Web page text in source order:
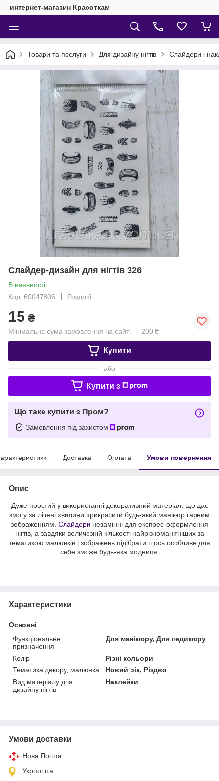
интернет-магазин Красоткам
Товари та послуги Для дизайну нігтів Слайдери і
Слайдер-дизайн для нігтів 326
В наявності
Код: 60047806
Роздріб
15 ₴
Мінімальна сума замовлення на сайті — 200 ₴
Купити
або
Купити з
Що таке купити з Пром?
Замовлення під захистом
Доставка Оплата Умови повернення
Опис
Дуже простий у використанні декоративний матеріал, що дає
змогу за лічені хвилини прикрасити будь-який манікюр гарним
зображенням. Слайдери незамінні для експрес-оформлення
нігтів, а завдяки величезній кількості найрізноманітніших за
тематикою малюнків і зображень підібрати щось особливе для
себе зможе будь-яка модниця.
Характеристики
Основні
Функціональне
призначення
Для манікюру, Для педикюру
Колір
Різні кольори
Тематика декору, малюнка
Новий рік, Різдво
Вид матеріалу для
дизайну нігтів
Наклейки
Умови доставки
Нова Пошта
Укрпошта